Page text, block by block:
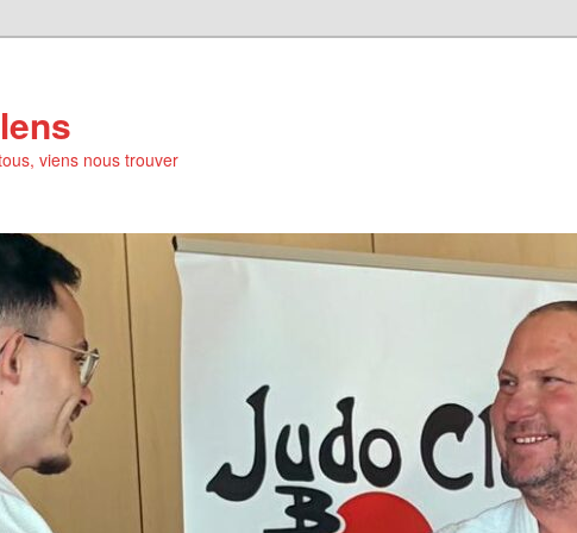
viens nous trouver